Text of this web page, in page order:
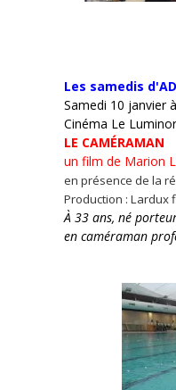
Les samedis
Samedi 10 janvier
Cinéma Le
LE CAMÉRAMAN
un film de Marion
en présence de la
Production : Lardux
À 33 ans, né
en caméraman